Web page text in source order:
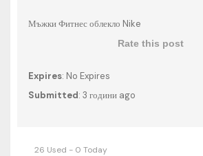
Мъжки Фитнес облекло Nike
Rate this post
Expires: No Expires
Submitted: 3 години ago
26 Used - 0 Today